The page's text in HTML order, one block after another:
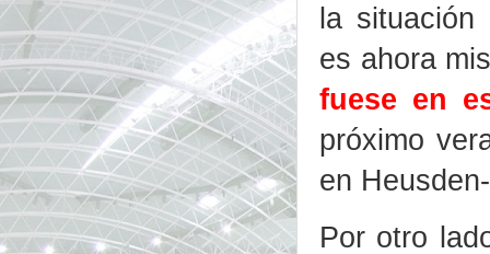
la
es ahora
fuese en
próximo
en
Por otro